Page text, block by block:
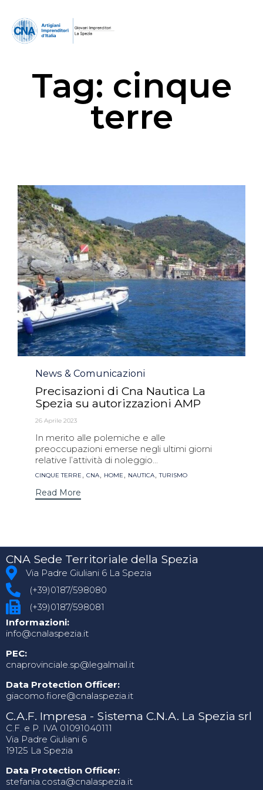
Tag: cinque
terre
Category
News & Comunicazioni
Precisazioni di Cna Nautica La
Spezia su autorizzazioni AMP
26 Aprile 2023
In merito alle polemiche e alle
preoccupazioni emerse negli ultimi giorni
relative l’attività di noleggio...
Tags
CINQUE TERRE , CNA, HOME , NAUTICA,TURISMO
Read More
CNA Sede Territoriale della Spezia
Via Padre Giuliani 6 La Spezia
(+39)0187/598080
(+39)0187/598081
Informazioni:
info@cnalaspezia.it
PEC:
cnaprovinciale.sp@legalmail.it
Data Protection Officer:
giacomo.fiore@cnalaspezia.it
C.A.F. Impresa - Sistema C.N.A. La Spezia srl
C.F. e P. IVA 01091040111
Via Padre Giuliani 6
19125 La Spezia
Data Protection Officer:
stefania.costa@cnalaspezia.it